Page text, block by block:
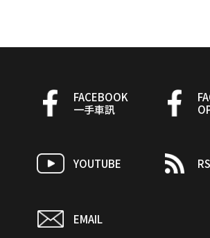
FACEBOOK
一手車訊
YOUTUBE
EMAIL